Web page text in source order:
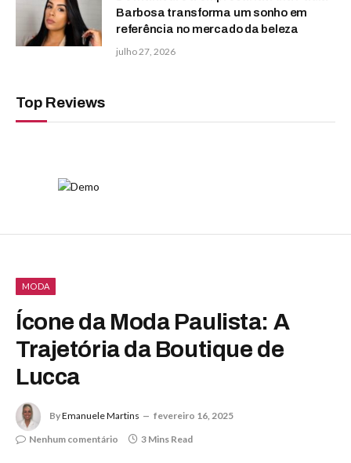
Barbosa transforma um sonho em
referência no mercado da beleza
julho 27, 2026
Top Reviews
MODA
Ícone da Moda Paulista: A
Trajetória da Boutique de
Lucca
ByEmanuele Martins
fevereiro 16, 2025
Nenhum comentário
3 Mins Read